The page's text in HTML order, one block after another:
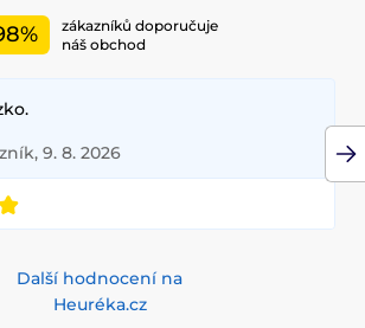
zákazníků doporučuje
náš obchod
9. 8. 2026
Další hodnocení na
Heuréka.cz